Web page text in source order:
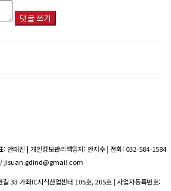
댓글 쓰기
: 안태진 | 개인정보관리책임자: 안지수 | 전화: 032-584-1584
jisuan.gdind@gmail.com
길 33 가좌IC지식산업센터 105호, 205호 | 사업자등록번호: